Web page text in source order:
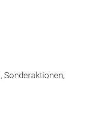
Sonderaktionen,